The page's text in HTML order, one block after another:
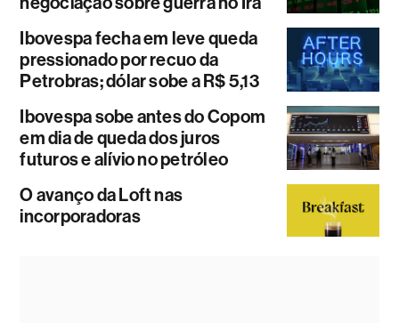
Ibovespa fecha em leve queda
pressionado por recuo da
Petrobras; dólar sobe a R$ 5,13
Ibovespa sobe antes do Copom
em dia de queda dos juros
futuros e alívio no petróleo
O avanço da Loft nas
incorporadoras